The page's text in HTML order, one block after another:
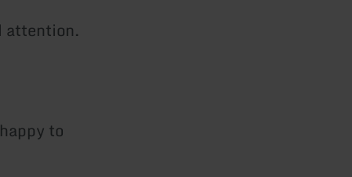
attention.
to